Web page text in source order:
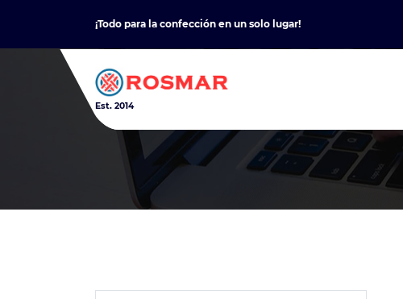
content
¡Todo para la confección en un solo lugar!
Est. 2014